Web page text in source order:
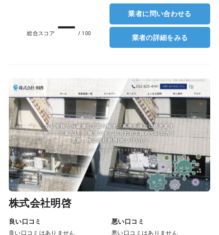
総合スコア ー / 100
業者に問い合わせる
業者の詳細をみる
株式会社明啓
良い口コミ
良い口コミはありません
悪い口コミ
悪い口コミはありません